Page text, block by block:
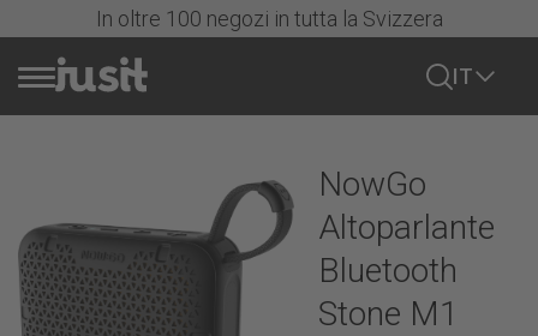
In oltre 100 negozi in tutta la Svizzera
IT
Azioni
Tutti i cellulari
NowGo
Altoparlante
Bluetooth
Stone M1